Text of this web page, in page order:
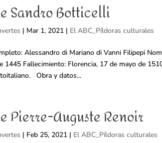
Sandro Botticelli
| Mar 1, 2021 | El ABC_Píldoras culturales
Alessandro di Mariano di Vanni Filipepi
1445 Fallecimiento: Florencia, 17 de mayo de
Obra y datos...
Pierre-Auguste Renoir
| Feb 25, 2021 | El ABC_Píldoras culturales